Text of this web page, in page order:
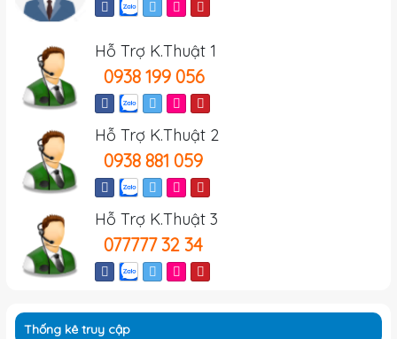
Hỗ Trợ K.Thuật 1
0938 199 056
Hỗ Trợ K.Thuật 2
0938 881 059
Hỗ Trợ K.Thuật 3
077777 32 34
Thống kê truy cập